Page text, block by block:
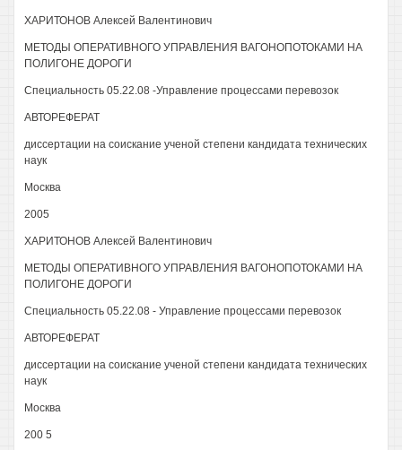
ХАРИТОНОВ Алексей Валентинович
МЕТОДЫ ОПЕРАТИВНОГО УПРАВЛЕНИЯ ВАГОНОПОТОКАМИ НА
ПОЛИГОНЕ ДОРОГИ
Специальность 05.22.08 -Управление процессами перевозок
АВТОРЕФЕРАТ
диссертации на соискание ученой степени кандидата технических
наук
Москва
2005
ХАРИТОНОВ Алексей Валентинович
МЕТОДЫ ОПЕРАТИВНОГО УПРАВЛЕНИЯ ВАГОНОПОТОКАМИ НА
ПОЛИГОНЕ ДОРОГИ
Специальность 05.22.08 - Управление процессами перевозок
АВТОРЕФЕРАТ
диссертации на соискание ученой степени кандидата технических
наук
Москва
200 5